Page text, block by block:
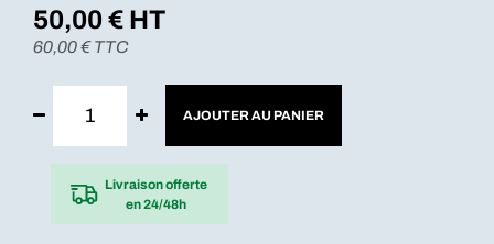
50,00€ HT
60,00€ TTC
AJOUTER AU PANIER
Livraison offerte
en 24/48h